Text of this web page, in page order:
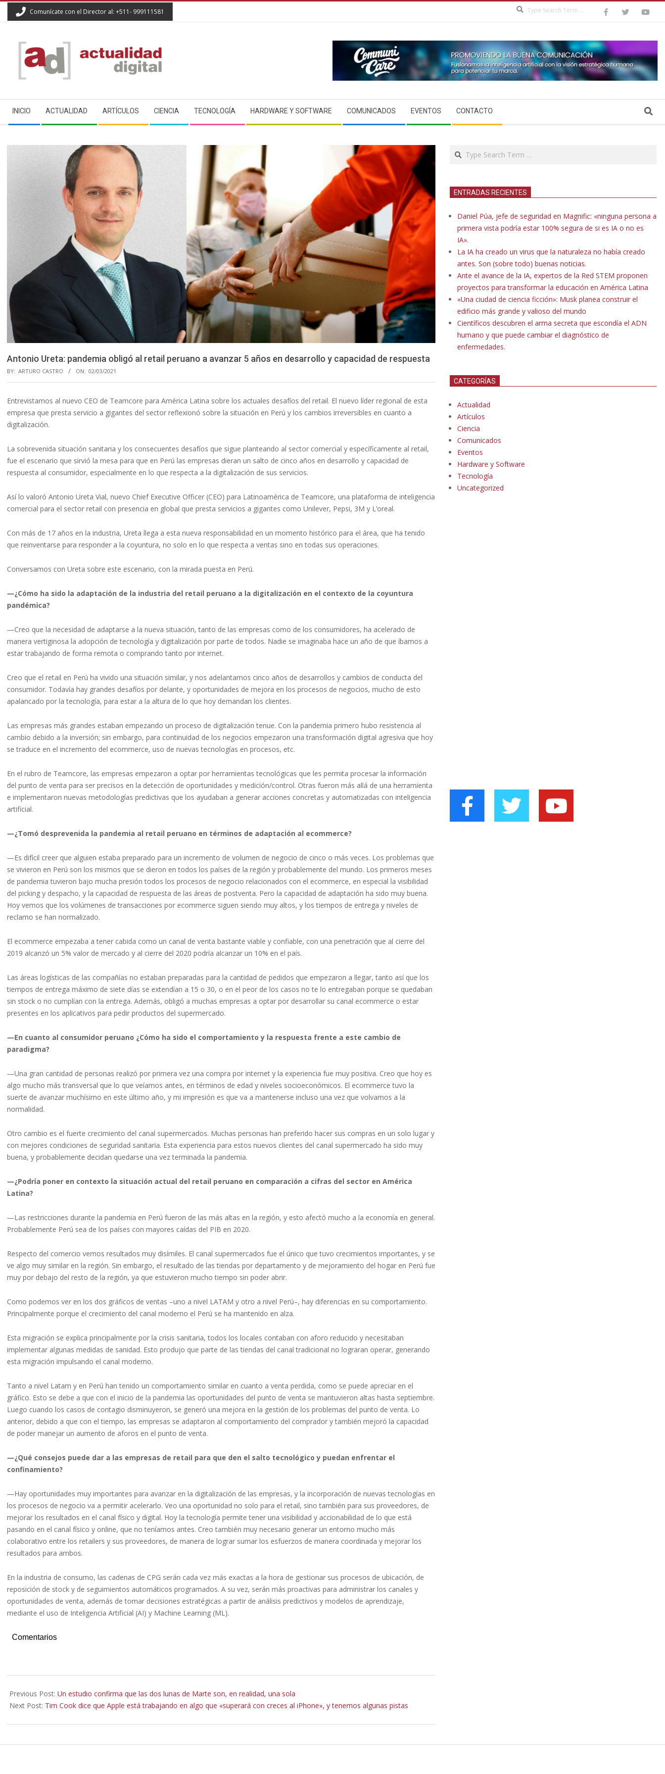
Comunícate con el Director al: +511- 999111581
ACTUALIDAD
DIGITAL
Navigation
Menu
INICIO ACTUALIDAD ARTÍCULOS CIENCIA TECNOLOGÍA HARDWARE Y SOFTWARE COMUNICADOS EVENTOS CONTACTO Search
Antonio Ureta: pandemia obligó al retail peruano a avanzar 5 años en desarrollo y capacidad de respuesta
BY: ARTURO CASTRO ON: 02/03/2021
Entrevistamos al nuevo CEO de Teamcore para América Latina sobre los actuales desafíos del retail. El nuevo líder regional de esta
empresa que presta servicio a gigantes del sector reflexionó sobre la situación en Perú y los cambios irreversibles en cuanto a
digitalización.
La sobrevenida situación sanitaria y los consecuentes desafíos que sigue planteando al sector comercial y específicamente al retail,
fue el escenario que sirvió la mesa para que en Perú las empresas dieran un salto de cinco años en desarrollo y capacidad de
respuesta al consumidor, especialmente en lo que respecta a la digitalización de sus servicios.
Así lo valoró Antonio Ureta Vial, nuevo Chief Executive Officer (CEO) para Latinoamérica de Teamcore, una plataforma de inteligencia
comercial para el sector retail con presencia en global que presta servicios a gigantes como Unilever, Pepsi, 3M y L’oreal.
Con más de 17 años en la industria, Ureta llega a esta nueva responsabilidad en un momento histórico para el área, que ha tenido
que reinventarse para responder a la coyuntura, no solo en lo que respecta a ventas sino en todas sus operaciones.
Conversamos con Ureta sobre este escenario, con la mirada puesta en Perú.
—¿Cómo ha sido la adaptación de la industria del retail peruano a la digitalización en el contexto de la coyuntura
pandémica?
—Creo que la necesidad de adaptarse a la nueva situación, tanto de las empresas como de los consumidores, ha acelerado de
manera vertiginosa la adopción de tecnología y digitalización por parte de todos. Nadie se imaginaba hace un año de que íbamos a
estar trabajando de forma remota o comprando tanto por internet.
Creo que el retail en Perú ha vivido una situación similar, y nos adelantamos cinco años de desarrollos y cambios de conducta del
consumidor. Todavía hay grandes desafíos por delante, y oportunidades de mejora en los procesos de negocios, mucho de esto
apalancado por la tecnología, para estar a la altura de lo que hoy demandan los clientes.
Las empresas más grandes estaban empezando un proceso de digitalización tenue. Con la pandemia primero hubo resistencia al
cambio debido a la inversión; sin embargo, para continuidad de los negocios empezaron una transformación digital agresiva que hoy
se traduce en el incremento del ecommerce, uso de nuevas tecnologías en procesos, etc.
En el rubro de Teamcore, las empresas empezaron a optar por herramientas tecnológicas que les permita procesar la información
del punto de venta para ser precisos en la detección de oportunidades y medición/control. Otras fueron más allá de una herramienta
e implementaron nuevas metodologías predictivas que los ayudaban a generar acciones concretas y automatizadas con inteligencia
artificial.
—¿Tomó desprevenida la pandemia al retail peruano en términos de adaptación al ecommerce?
—Es difícil creer que alguien estaba preparado para un incremento de volumen de negocio de cinco o más veces. Los problemas que
se vivieron en Perú son los mismos que se dieron en todos los países de la región y probablemente del mundo. Los primeros meses
de pandemia tuvieron bajo mucha presión todos los procesos de negocio relacionados con el ecommerce, en especial la visibilidad
del picking y despacho, y la capacidad de respuesta de las áreas de postventa. Pero la capacidad de adaptación ha sido muy buena.
Hoy vemos que los volúmenes de transacciones por ecommerce siguen siendo muy altos, y los tiempos de entrega y niveles de
reclamo se han normalizado.
El ecommerce empezaba a tener cabida como un canal de venta bastante viable y confiable, con una penetración que al cierre del
2019 alcanzó un 5% valor de mercado y al cierre del 2020 podría alcanzar un 10% en el país.
Las áreas logísticas de las compañías no estaban preparadas para la cantidad de pedidos que empezaron a llegar, tanto así que los
tiempos de entrega máximo de siete días se extendían a 15 o 30, o en el peor de los casos no te lo entregaban porque se quedaban
sin stock o no cumplían con la entrega. Además, obligó a muchas empresas a optar por desarrollar su canal ecommerce o estar
presentes en los aplicativos para pedir productos del supermercado.
—En cuanto al consumidor peruano ¿Cómo ha sido el comportamiento y la respuesta frente a este cambio de
paradigma?
—Una gran cantidad de personas realizó por primera vez una compra por internet y la experiencia fue muy positiva. Creo que hoy es
algo mucho más transversal que lo que veíamos antes, en términos de edad y niveles socioeconómicos. El ecommerce tuvo la
suerte de avanzar muchísimo en este último año, y mi impresión es que va a mantenerse incluso una vez que volvamos a la
normalidad.
Otro cambio es el fuerte crecimiento del canal supermercados. Muchas personas han preferido hacer sus compras en un solo lugar y
con mejores condiciones de seguridad sanitaria. Esta experiencia para estos nuevos clientes del canal supermercado ha sido muy
buena, y probablemente decidan quedarse una vez terminada la pandemia.
—¿Podría poner en contexto la situación actual del retail peruano en comparación a cifras del sector en América
Latina?
—Las restricciones durante la pandemia en Perú fueron de las más altas en la región, y esto afectó mucho a la economía en general.
Probablemente Perú sea de los países con mayores caídas del PIB en 2020.
Respecto del comercio vemos resultados muy disímiles. El canal supermercados fue el único que tuvo crecimientos importantes, y se
ve algo muy similar en la región. Sin embargo, el resultado de las tiendas por departamento y de mejoramiento del hogar en Perú fue
muy por debajo del resto de la región, ya que estuvieron mucho tiempo sin poder abrir.
Como podemos ver en los dos gráficos de ventas –uno a nivel LATAM y otro a nivel Perú–, hay diferencias en su comportamiento.
Principalmente porque el crecimiento del canal moderno el Perú se ha mantenido en alza.
Esta migración se explica principalmente por la crisis sanitaria, todos los locales contaban con aforo reducido y necesitaban
implementar algunas medidas de sanidad. Esto produjo que parte de las tiendas del canal tradicional no lograran operar, generando
esta migración impulsando el canal moderno.
Tanto a nivel Latam y en Perú han tenido un comportamiento similar en cuanto a venta perdida, como se puede apreciar en el
gráfico. Esto se debe a que con el inicio de la pandemia las oportunidades del punto de venta se mantuvieron altas hasta septiembre.
Luego cuando los casos de contagio disminuyeron, se generó una mejora en la gestión de los problemas del punto de venta. Lo
anterior, debido a que con el tiempo, las empresas se adaptaron al comportamiento del comprador y también mejoró la capacidad
de poder manejar un aumento de aforos en el punto de venta.
—¿Qué consejos puede dar a las empresas de retail para que den el salto tecnológico y puedan enfrentar el
confinamiento?
—Hay oportunidades muy importantes para avanzar en la digitalización de las empresas, y la incorporación de nuevas tecnologías en
los procesos de negocio va a permitir acelerarlo. Veo una oportunidad no solo para el retail, sino también para sus proveedores, de
mejorar los resultados en el canal físico y digital. Hoy la tecnología permite tener una visibilidad y accionabilidad de lo que está
pasando en el canal físico y online, que no teníamos antes. Creo también muy necesario generar un entorno mucho más
colaborativo entre los retailers y sus proveedores, de manera de lograr sumar los esfuerzos de manera coordinada y mejorar los
resultados para ambos.
En la industria de consumo, las cadenas de CPG serán cada vez más exactas a la hora de gestionar sus procesos de ubicación, de
reposición de stock y de seguimientos automáticos programados. A su vez, serán más proactivas para administrar los canales y
oportunidades de venta, además de tomar decisiones estratégicas a partir de análisis predictivos y modelos de aprendizaje,
mediante el uso de Inteligencia Artificial (AI) y Machine Learning (ML).
Comentarios
03-
02
Previous Post: Un estudio confirma que las dos lunas de Marte son, en realidad, una sola
Next Post: Tim Cook dice que Apple está trabajando en algo que «superará con creces al iPhone», y tenemos algunas pistas
Search
ENTRADAS RECIENTES
Daniel Púa, jefe de seguridad en Magnific: «ninguna persona a
primera vista podría estar 100% segura de si es IA o no es
IA».
La IA ha creado un virus que la naturaleza no había creado
antes. Son (sobre todo) buenas noticias.
Ante el avance de la IA, expertos de la Red STEM proponen
proyectos para transformar la educación en América Latina
«Una ciudad de ciencia ficción»: Musk planea construir el
edificio más grande y valioso del mundo
Científicos descubren el arma secreta que escondía el ADN
humano y que puede cambiar el diagnóstico de
enfermedades.
CATEGORÍAS
Actualidad
Artículos
Ciencia
Comunicados
Eventos
Hardware y Software
Tecnología
Uncategorized